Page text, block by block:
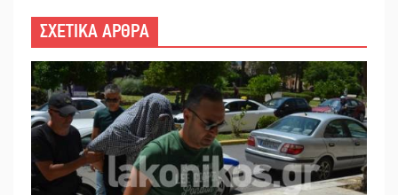
ΣΧΕΤΙΚΑ ΑΡΘΡΑ